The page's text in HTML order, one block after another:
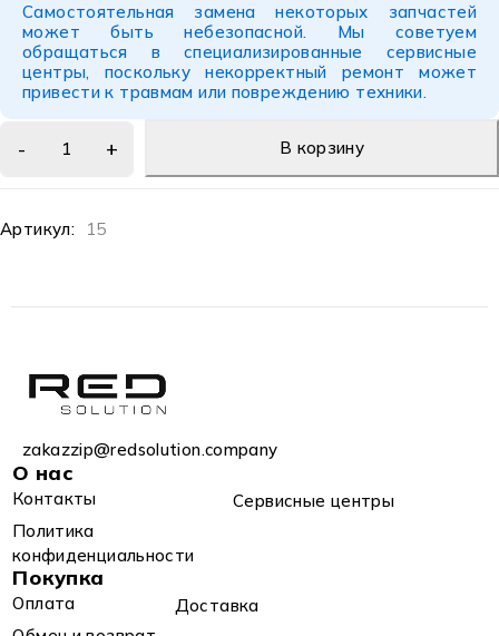
Самостоятельная замена некоторых запчастей
может быть небезопасной. Мы советуем
обращаться в специализированные сервисные
центры, поскольку некорректный ремонт может
привести к травмам или повреждению техники.
В корзину
Артикул: 15
zakazzip@redsolution.company
О нас
Контакты
Сервисные центры
Политика
конфиденциальности
Покупка
Оплата
Доставка